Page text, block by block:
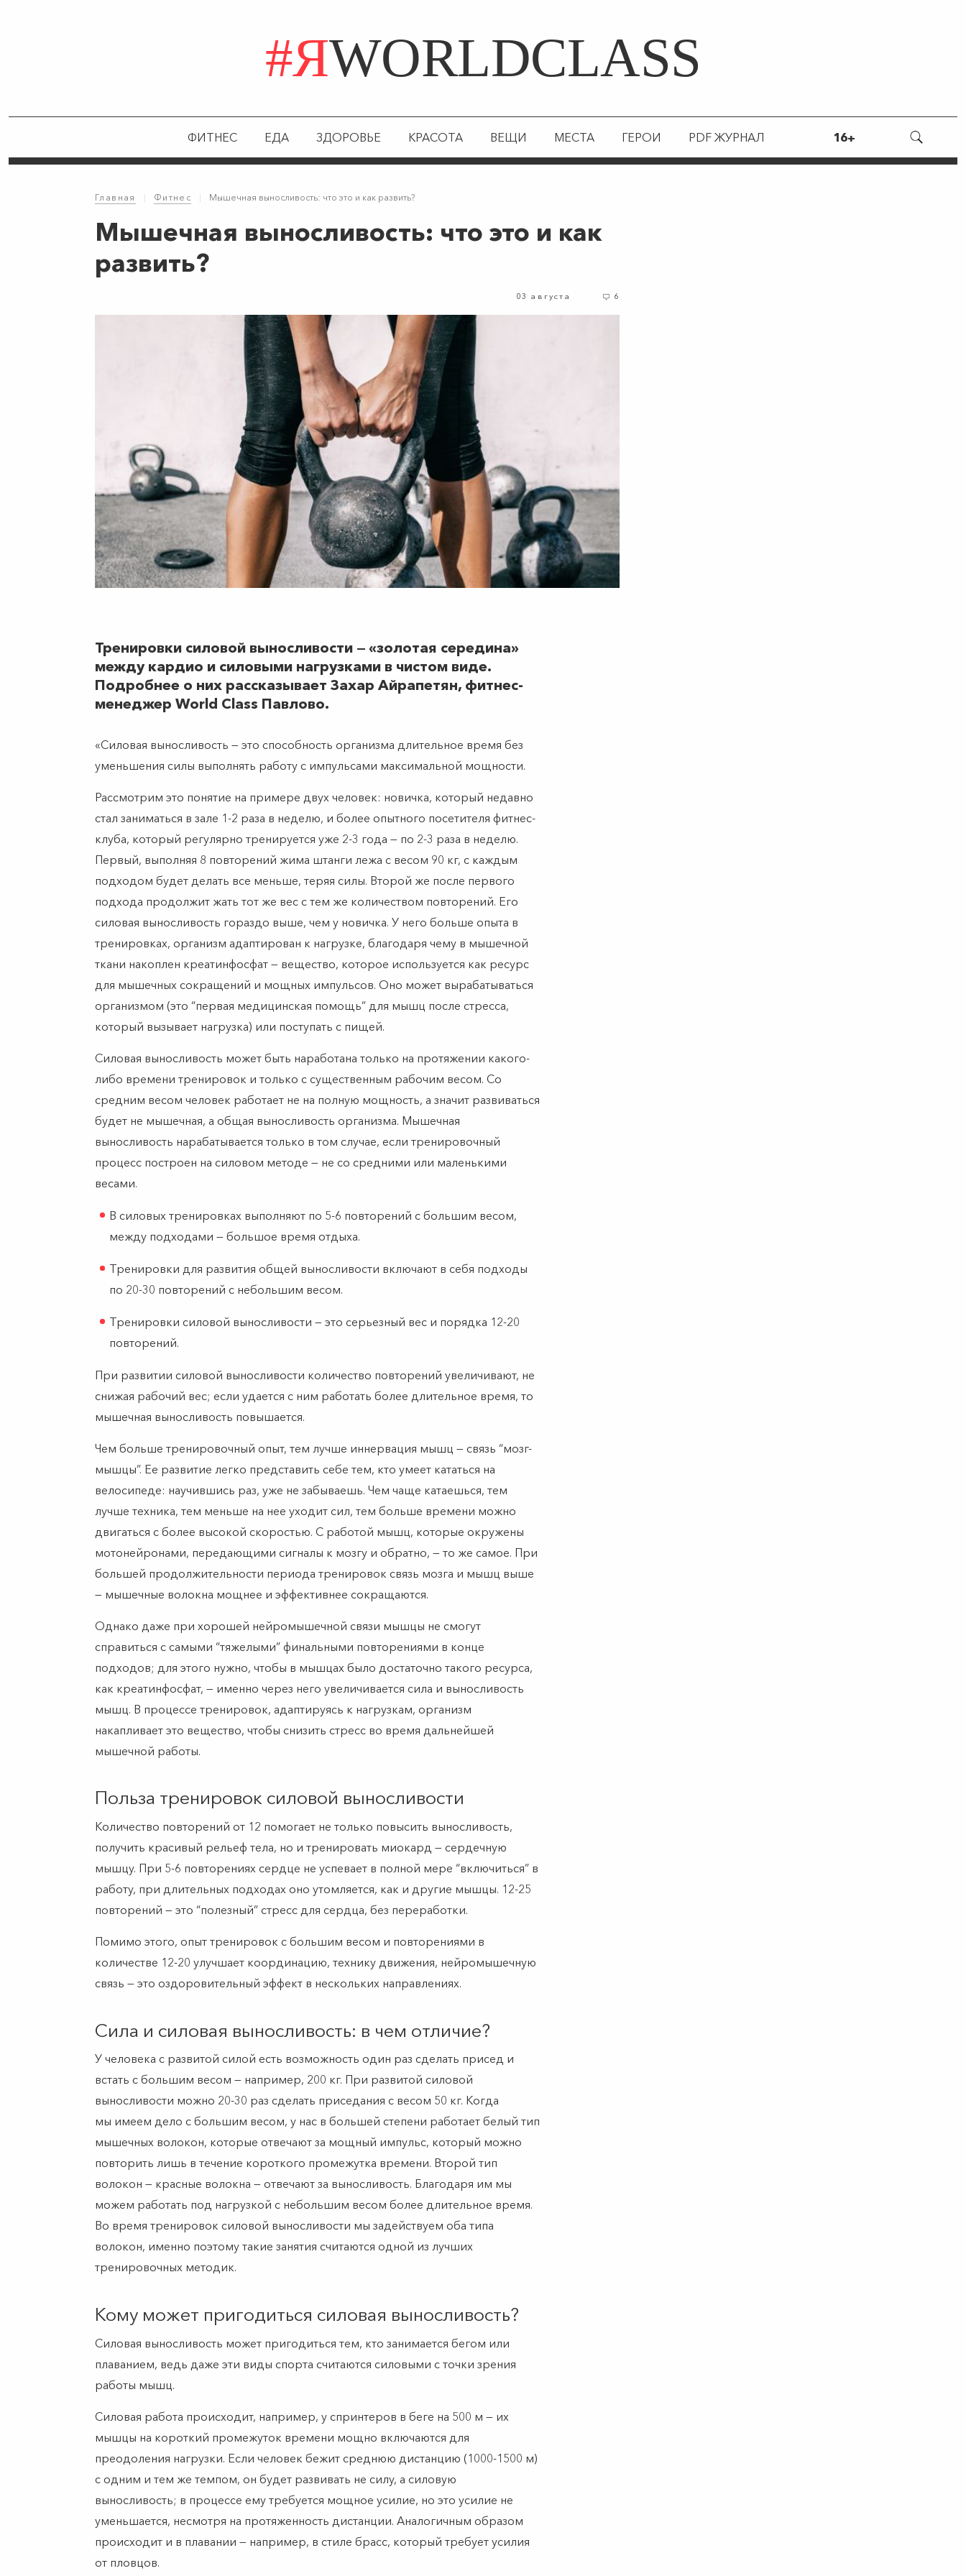
#ЯWORLDCLASS
ФИТНЕС ЕДА ЗДОРОВЬЕ КРАСОТА ВЕЩИ МЕСТА ГЕРОИ PDF ЖУРНАЛ 16+
Главная | Фитнес | Мышечная выносливость: что это и как развить?
Мышечная выносливость: что это и как
развить?
03 августа 6
Тренировки силовой выносливости — «золотая середина»
между кардио и силовыми нагрузками в чистом виде.
Подробнее о них рассказывает Захар Айрапетян, фитнес-
менеджер World Class Павлово.
«Силовая выносливость — это способность организма длительное время без
уменьшения силы выполнять работу с импульсами максимальной мощности.
Рассмотрим это понятие на примере двух человек: новичка, который недавно
стал заниматься в зале 1-2 раза в неделю, и более опытного посетителя фитнес-
клуба, который регулярно тренируется уже 2-3 года — по 2-3 раза в неделю.
Первый, выполняя 8 повторений жима штанги лежа с весом 90 кг, с каждым
подходом будет делать все меньше, теряя силы. Второй же после первого
подхода продолжит жать тот же вес с тем же количеством повторений. Его
силовая выносливость гораздо выше, чем у новичка. У него больше опыта в
тренировках, организм адаптирован к нагрузке, благодаря чему в мышечной
ткани накоплен креатинфосфат — вещество, которое используется как ресурс
для мышечных сокращений и мощных импульсов. Оно может вырабатываться
организмом (это “первая медицинская помощь” для мышц после стресса,
который вызывает нагрузка) или поступать с пищей.
Силовая выносливость может быть наработана только на протяжении какого-
либо времени тренировок и только с существенным рабочим весом. Со
средним весом человек работает не на полную мощность, а значит развиваться
будет не мышечная, а общая выносливость организма. Мышечная
выносливость нарабатывается только в том случае, если тренировочный
процесс построен на силовом методе — не со средними или маленькими
весами.
В силовых тренировках выполняют по 5-6 повторений с большим весом,
между подходами — большое время отдыха.
Тренировки для развития общей выносливости включают в себя подходы
по 20-30 повторений с небольшим весом.
Тренировки силовой выносливости — это серьезный вес и порядка 12-20
повторений.
При развитии силовой выносливости количество повторений увеличивают, не
снижая рабочий вес; если удается с ним работать более длительное время, то
мышечная выносливость повышается.
Чем больше тренировочный опыт, тем лучше иннервация мышц — связь “мозг-
мышцы”. Ее развитие легко представить себе тем, кто умеет кататься на
велосипеде: научившись раз, уже не забываешь. Чем чаще катаешься, тем
лучше техника, тем меньше на нее уходит сил, тем больше времени можно
двигаться с более высокой скоростью. С работой мышц, которые окружены
мотонейронами, передающими сигналы к мозгу и обратно, — то же самое. При
большей продолжительности периода тренировок связь мозга и мышц выше
— мышечные волокна мощнее и эффективнее сокращаются.
Однако даже при хорошей нейромышечной связи мышцы не смогут
справиться с самыми “тяжелыми” финальными повторениями в конце
подходов; для этого нужно, чтобы в мышцах было достаточно такого ресурса,
как креатинфосфат, — именно через него увеличивается сила и выносливость
мышц. В процессе тренировок, адаптируясь к нагрузкам, организм
накапливает это вещество, чтобы снизить стресс во время дальнейшей
мышечной работы.
Польза тренировок силовой выносливости
Количество повторений от 12 помогает не только повысить выносливость,
получить красивый рельеф тела, но и тренировать миокард — сердечную
мышцу. При 5-6 повторениях сердце не успевает в полной мере “включиться” в
работу, при длительных подходах оно утомляется, как и другие мышцы. 12-25
повторений — это “полезный” стресс для сердца, без переработки.
Помимо этого, опыт тренировок с большим весом и повторениями в
количестве 12-20 улучшает координацию, технику движения, нейромышечную
связь — это оздоровительный эффект в нескольких направлениях.
Сила и силовая выносливость: в чем отличие?
У человека с развитой силой есть возможность один раз сделать присед и
встать с большим весом — например, 200 кг. При развитой силовой
выносливости можно 20-30 раз сделать приседания с весом 50 кг. Когда
мы имеем дело с большим весом, у нас в большей степени работает белый тип
мышечных волокон, которые отвечают за мощный импульс, который можно
повторить лишь в течение короткого промежутка времени. Второй тип
волокон — красные волокна — отвечают за выносливость. Благодаря им мы
можем работать под нагрузкой с небольшим весом более длительное время.
Во время тренировок силовой выносливости мы задействуем оба типа
волокон, именно поэтому такие занятия считаются одной из лучших
тренировочных методик.
Кому может пригодиться силовая выносливость?
Силовая выносливость может пригодиться тем, кто занимается бегом или
плаванием, ведь даже эти виды спорта считаются силовыми с точки зрения
работы мышц.
Силовая работа происходит, например, у спринтеров в беге на 500 м — их
мышцы на короткий промежуток времени мощно включаются для
преодоления нагрузки. Если человек бежит среднюю дистанцию (1000-1500 м)
с одним и тем же темпом, он будет развивать не силу, а силовую
выносливость; в процессе ему требуется мощное усилие, но это усилие не
уменьшается, несмотря на протяженность дистанции. Аналогичным образом
происходит и в плавании — например, в стиле брасс, который требует усилия
от пловцов.